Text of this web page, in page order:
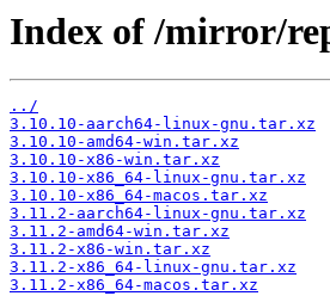
Index of /mirror/
../
3.10.10-aarch64-linux-gnu.tar.xz
3.10.10-amd64-win.tar.xz
3.10.10-x86-win.tar.xz
3.10.10-x86_64-linux-gnu.tar.xz
3.10.10-x86_64-macos.tar.xz
3.11.2-aarch64-linux-gnu.tar.xz
3.11.2-amd64-win.tar.xz
3.11.2-x86-win.tar.xz
3.11.2-x86_64-linux-gnu.tar.xz
3.11.2-x86_64-macos.tar.xz